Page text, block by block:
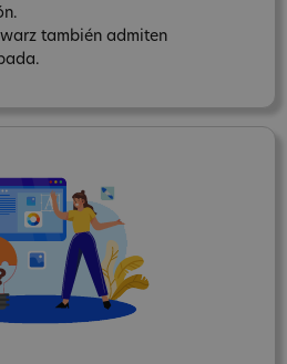
también admiten